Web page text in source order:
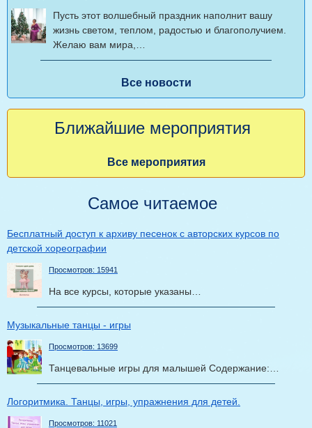
Пусть этот волшебный праздник наполнит вашу
жизнь светом, теплом, радостью и благополучием.
Желаю вам мира,…
Все новости
Ближайшие мероприятия
Все мероприятия
Самое читаемое
Бесплатный доступ к архиву песенок с авторских курсов по
детской хореографии
Просмотров: 15941
На все курсы, которые указаны…
Музыкальные танцы - игры
Просмотров: 13699
Танцевальные игры для малышей Содержание:…
Логоритмика. Танцы, игры, упражнения для детей.
Просмотров: 11021